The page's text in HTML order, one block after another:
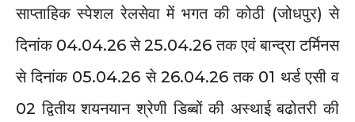
साप्ताहिक स्पेशल रेलसेवा में भगत की कोठी (जोधपुर) से
दिनांक 04.04.26 से 25.04.26 तक एवं बान्द्रा टर्मिनस
से दिनांक 05.04.26 से 26.04.26 तक 01 थर्ड एसी व
02 द्वितीय शयनयान श्रेणी डिब्बों की अस्थाई बढोतरी की